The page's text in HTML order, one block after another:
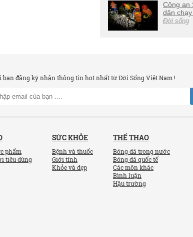
Công an
dân
Đời sống
bạn đăng ký nhận thông tin hot nhất từ Đời Sống Việt Nam !
phẩm
tiêu dùng
SỨC KHỎE
Bệnh và thuốc
Giới tính
Khỏe và đẹp
THỂ THAO
Bóng đá trong nước
Bóng đá quốc tế
Các môn khác
Bình luận
Hậu trường